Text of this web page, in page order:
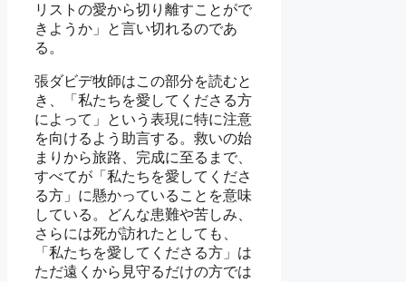
リストの愛から切り離すことがで
きようか」と言い切れるのであ
る。
張ダビデ牧師はこの部分を読むと
き、「私たちを愛してくださる方
によって」という表現に特に注意
を向けるよう助言する。救いの始
まりから旅路、完成に至るまで、
すべてが「私たちを愛してくださ
る方」に懸かっていることを意味
している。どんな患難や苦しみ、
さらには死が訪れたとしても、
「私たちを愛してくださる方」は
ただ遠くから見守るだけの方では